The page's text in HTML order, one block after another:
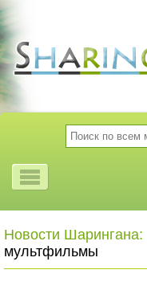
Новости Шарингана:
мультфильмы